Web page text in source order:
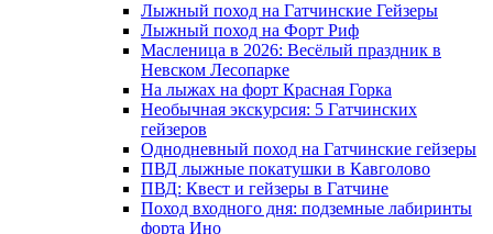
Лыжный поход на Гатчинские Гейзеры
Лыжный поход на Форт Риф
Масленица в 2026: Весёлый праздник в
Невском Лесопарке
На лыжах на форт Красная Горка
Необычная экскурсия: 5 Гатчинских
гейзеров
Однодневный поход на Гатчинские гейзеры
ПВД лыжные покатушки в Кавголово
ПВД: Квест и гейзеры в Гатчине
Поход входного дня: подземные лабиринты
форта Ино